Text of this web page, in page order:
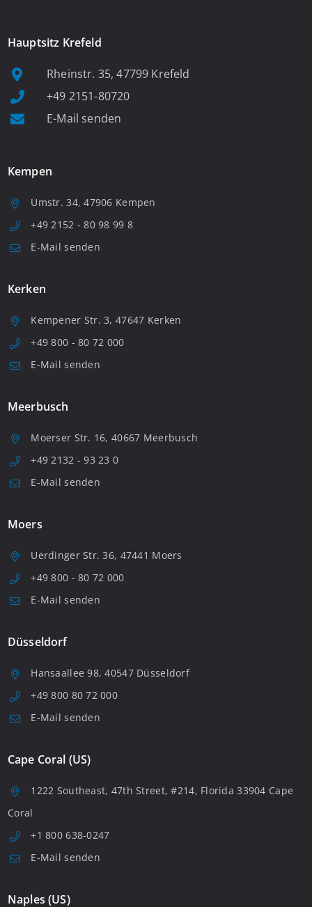
Hauptsitz Krefeld
Rheinstr. 35, 47799 Krefeld
+49 2151-80720
E-Mail senden
Kempen
Umstr. 34, 47906 Kempen
+49 2152 - 80 98 99 8
E-Mail senden
Kerken
Kempener Str. 3, 47647 Kerken
+49 800 - 80 72 000
E-Mail senden
Meerbusch
Moerser Str. 16, 40667 Meerbusch
+49 2132 - 93 23 0
E-Mail senden
Moers
Uerdinger Str. 36, 47441 Moers
+49 800 - 80 72 000
E-Mail senden
Düsseldorf
Hansaallee 98, 40547 Düsseldorf
+49 800 80 72 000
E-Mail senden
Cape Coral (US)
1222 Southeast, 47th Street, #214, Florida 33904 Cape
Coral
+1 800 638-0247
E-Mail senden
Naples (US)